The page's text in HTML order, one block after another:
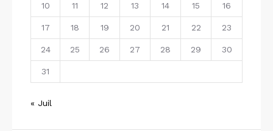
10 11 12 13 14 15 16
17 18 19 20 21 22 23
24 25 26 27 28 29 30
31
« Juil